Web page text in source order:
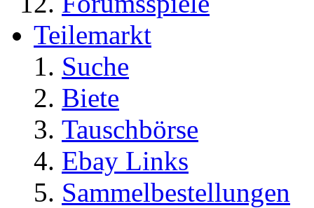
Teilemarkt
Suche
Biete
Tauschbörse
Ebay Links
Sammelbestellungen